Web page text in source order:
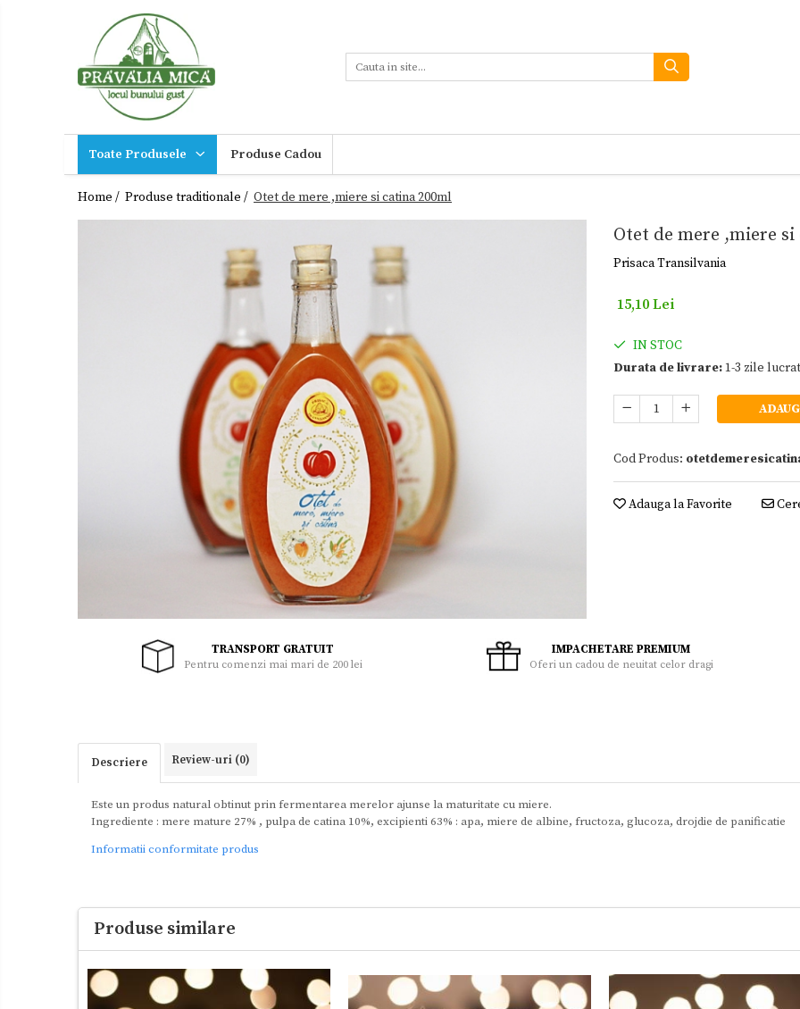
Toate Produsele
Dulceturi fara zahar
Toate Produsele Produse Cadou
Home / Produse traditionale / Otet de mere ,miere si catina 200ml
Otet de mere ,miere
Prisaca Transilvania
15,10 Lei
IN STOC
Durata de livrare:1-3 zile
Cod Produs:
Adauga la Favorite
TRANSPORT GRATUIT
Pentru comenzi mai mari de 200 lei
IMPACHETARE PREMIUM
Oferi un cadou de neuitat celor dragi
Descriere Review-uri (0)
Este un produs natural obtinut prin fermentarea merelor ajunse la maturitate cu miere.
Ingrediente : mere mature 27% , pulpa de catina 10%, excipienti 63% : apa, miere de albine, fructoza, glucoza, drojdie de panificatie
Informatii conformitate produs
Produse similare